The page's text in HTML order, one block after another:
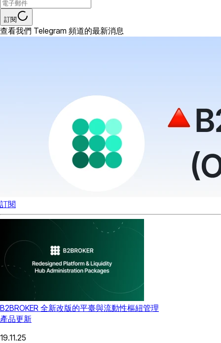
訂閱
查看我們 Telegram 頻道的最新消息
訂閱
B2BROKER 全新改版的平臺與流動性樞紐管理
產品更新
19.11.25